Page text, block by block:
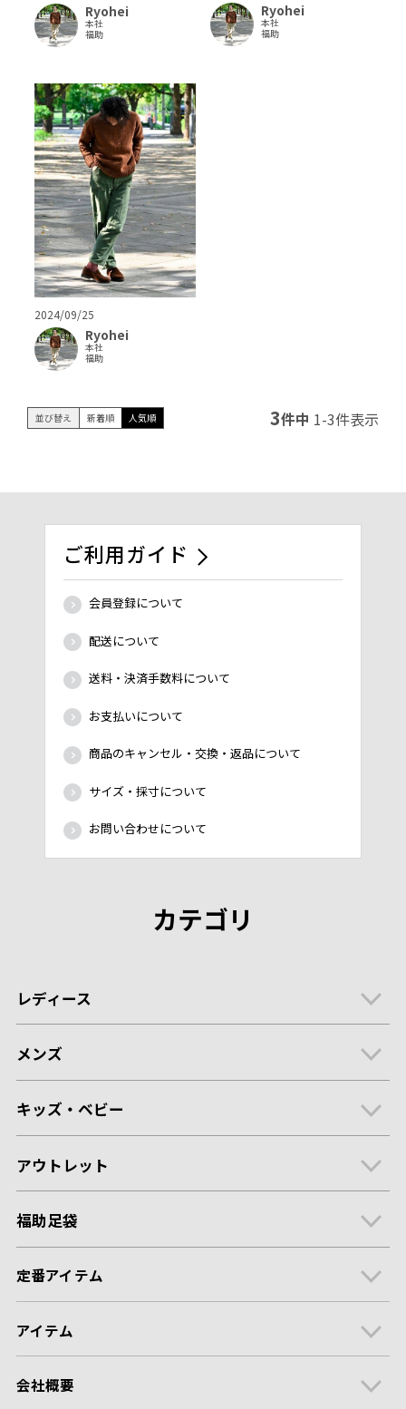
Ryohei
本社
福助
Ryohei
本社
福助
2024/09/25
Ryohei
本社
福助
並び替え 新着順 人気順 3件中 1-3件表示
ご利用ガイド
会員登録について
配送について
送料・決済手数料について
お支払いについて
商品のキャンセル・交換・返品について
サイズ・採寸について
お問い合わせについて
カテゴリ
レディース
メンズ
キッズ・ベビー
アウトレット
福助足袋
定番アイテム
アイテム
会社概要